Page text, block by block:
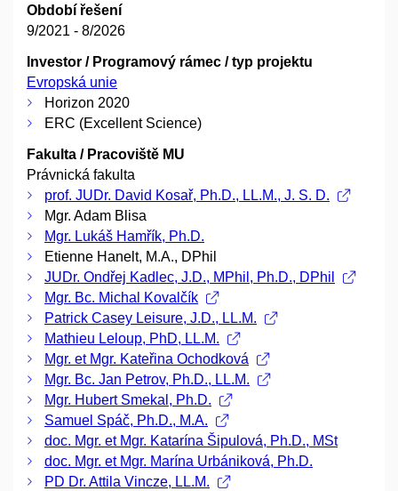
Období řešení
9/2021 - 8/2026
Investor / Programový rámec / typ projektu
Evropská unie
Horizon 2020
ERC (Excellent Science)
Fakulta / Pracoviště MU
Právnická fakulta
prof. JUDr. David Kosař, Ph.D., LL.M., J. S. D.
Mgr. Adam Blisa
Mgr. Lukáš Hamřík, Ph.D.
Etienne Hanelt, M.A., DPhil
JUDr. Ondřej Kadlec, J.D., MPhil, Ph.D., DPhil
Mgr. Bc. Michal Kovalčík
Patrick Casey Leisure, J.D., LL.M.
Mathieu Leloup, PhD, LL.M.
Mgr. et Mgr. Kateřina Ochodková
Mgr. Bc. Jan Petrov, Ph.D., LL.M.
Mgr. Hubert Smekal, Ph.D.
Samuel Spáč, Ph.D., M.A.
doc. Mgr. et Mgr. Katarína Šipulová, Ph.D., MSt
doc. Mgr. et Mgr. Marína Urbániková, Ph.D.
PD Dr. Attila Vincze, LL.M.